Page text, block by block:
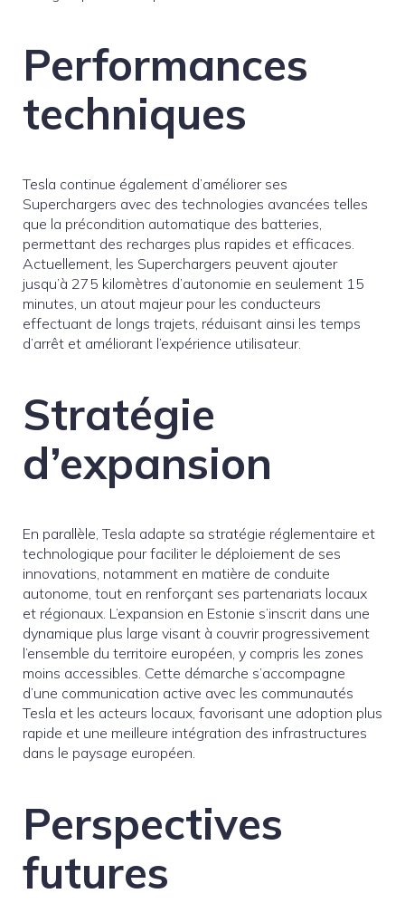
Performances
techniques
Tesla continue également d’améliorer ses
Superchargers avec des technologies avancées telles
que la précondition automatique des batteries,
permettant des recharges plus rapides et efficaces.
Actuellement, les Superchargers peuvent ajouter
jusqu’à 275 kilomètres d’autonomie en seulement 15
minutes, un atout majeur pour les conducteurs
effectuant de longs trajets, réduisant ainsi les temps
d’arrêt et améliorant l’expérience utilisateur.
Stratégie
d’expansion
En parallèle, Tesla adapte sa stratégie réglementaire et
technologique pour faciliter le déploiement de ses
innovations, notamment en matière de conduite
autonome, tout en renforçant ses partenariats locaux
et régionaux. L’expansion en Estonie s’inscrit dans une
dynamique plus large visant à couvrir progressivement
l’ensemble du territoire européen, y compris les zones
moins accessibles. Cette démarche s’accompagne
d’une communication active avec les communautés
Tesla et les acteurs locaux, favorisant une adoption plus
rapide et une meilleure intégration des infrastructures
dans le paysage européen.
Perspectives
futures